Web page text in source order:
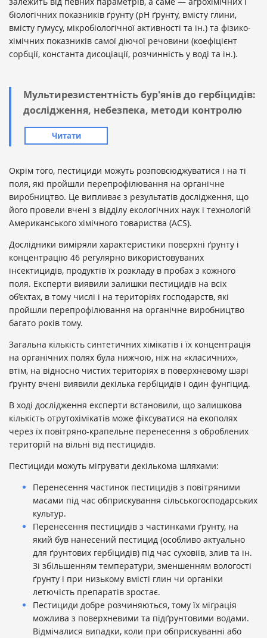
біологічних показників ґрунту (рН ґрунту, вмісту глини,
вмісту гумусу, мікробіологічної активності та ін.) та фізико-
хімічних показників самої діючої речовини (коефіцієнт
сорбції, константа дисоціації, розчинність у воді та ін.).
Мультирезистентність бур'янів до гербіцидів:
дослідження, небезпека, методи контролю
Читати
Окрім того, пестициди можуть розповсюджуватися і на ті
поля, які пройшли перепрофілювання на органічне
виробництво. Це випливає з результатів дослідження, що
його провели вчені з відділу екологічних наук і технологій
Американського хімічного товариства (ACS).
Дослідники виміряли характеристики поверхні ґрунту і
концентрацію 46 регулярно використовуваних
інсектицидів, продуктів їх розкладу в пробах з кожного
поля. Експерти виявили залишки пестицидів на всіх
об’єктах, в тому числі і на територіях господарств, які
пройшли перепрофілювання на органічне виробництво
багато років тому.
Загальна кількість синтетичних хімікатів і їх концентрація
на органічних полях була нижчою, ніж на «класичних»,
втім, на відносно чистих територіях в поверхневому шарі
ґрунту вчені виявили декілька гербіцидів і один фунгіцид.
В ході дослідження експерти встановили, що залишкова
кількість отрутохімікатів може фіксуватися на екополях
через їх повітряно-крапельне перенесення з оброблених
територій на вільні від пестицидів.
Пестициди можуть мігрувати декількома шляхами:
Перенесення частинок пестицидів з повітряними
масами під час обприскування сільськогосподарських
культур.
Перенесення пестицидів з частинками ґрунту, на
який був нанесений пестицид (особливо актуально
для ґрунтових гербіцидів) під час суховіїв, злив та ін.
Зі збільшенням температури, зменшенням вологості
ґрунту і при низькому вмісті глин чи органіки
летючість препаратів зростає.
Пестициди добре розчиняються, тому їх міграція
можлива з поверхневими та підґрунтовими водами.
Відмічалися випадки, коли при обприскуванні або